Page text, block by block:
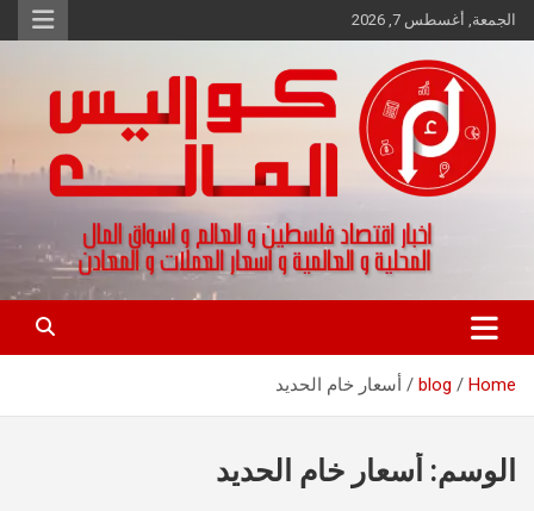
Skip
to
الجمعة, أغسطس 7, 2026
كواليس المال
اخبار اقتصاد فلسطين و العالم و تقارير اسواق المال و العملات
Home
blog أسعار خام الحديد
الوسم: أسعار خام الحديد